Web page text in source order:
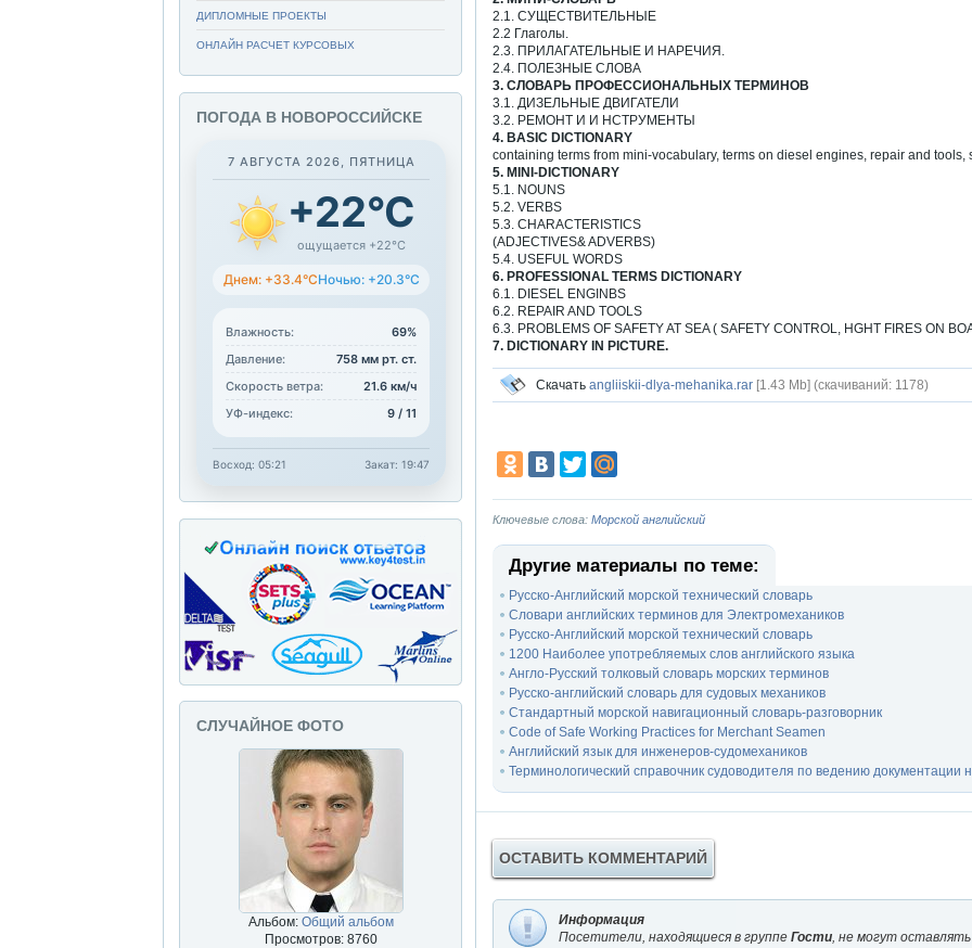
2.1. СУЩЕСТВИТЕЛЬНЫЕ
2.2 Глаголы.
2.3. ПРИЛАГАТЕЛЬНЫЕ И НАРЕЧИЯ.
2.4. ПОЛЕЗНЫЕ СЛОВА
3. СЛОВАРЬ ПРОФЕССИОНАЛЬНЫХ ТЕРМИНОВ
3.1. ДИЗЕЛЬНЫЕ ДВИГАТЕЛИ
3.2. РЕМОНТ И И НСТРУМЕНТЫ
4. BASIC DICTIONARY
containing terms from mini-vocabulary, terms on diesel engines, repair and tools,
5. MINI-DICTIONARY
5.1. NOUNS
5.2. VERBS
5.3. CHARACTERISTICS
(ADJECTIVES& ADVERBS)
5.4. USEFUL WORDS
6. PROFESSIONAL TERMS DICTIONARY
6.1. DIESEL ENGINBS
6.2. REPAIR AND TOOLS
6.3. PROBLEMS OF SAFETY AT SEA ( SAFETY CONTROL, HGHT FIRES ON
7. DICTIONARY IN PICTURE.
Скачать angliiskii-dlya-mehanika.rar [1.43 Mb] (cкачиваний: 1178)
Ключевые слова: Морской английский
Другие материалы по теме:
Русско-Английский морской технический словарь
Словари английских терминов для Электромехаников
Русско-Английский морской технический словарь
1200 Наиболее употребляемых слов английского языка
Англо-Русский толковый словарь морских терминов
Русско-английский словарь для судовых механиков
Стандартный морской навигационный словарь-разговорник
Code of Safe Working Practices for Merchant Seamen
Английский язык для инженеров-судомехаников
Терминологический справочник судоводителя по ведению документации
ОСТАВИТЬ КОММЕНТАРИЙ
Информация
Посетители, находящиеся в группе Гости , не могут
ДИПЛОМНЫЕ ПРОЕКТЫ
ОНЛАЙН РАСЧЕТ КУРСОВЫХ
ПОГОДА В НОВОРОССИЙСКЕ
7 АВГУСТА 2026, ПЯТНИЦА
+22°C
ощущается +22°C
Днем: +33.4°CНочью: +20.3°C
Влажность:
69%
Давление:
758 мм рт. ст.
Скорость ветра:
21.6 км/ч
УФ-индекс:
9 / 11
Восход: 05:21 Закат: 19:47
СЛУЧАЙНОЕ ФОТО
Альбом: Общий альбом
Просмотров: 8760